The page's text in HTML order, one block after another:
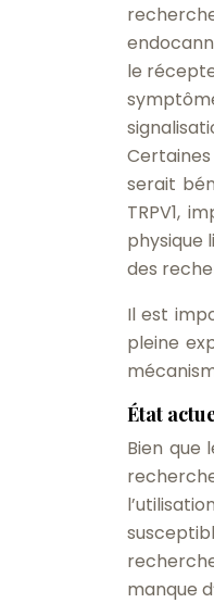
le
serait
TRPV1,
physique
des
Il est
pleine
État
Bien que
manque